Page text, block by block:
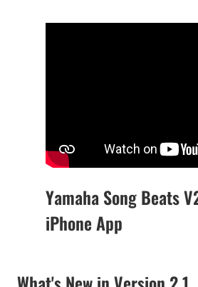
Yamaha Song Beats
iPhone App